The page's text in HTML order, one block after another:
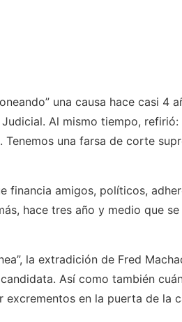
una causa hace casi 4
Al mismo tiempo, refirió:
una farsa de corte
financia amigos, políticos,
hace tres año y medio que se
la extradición de Fred
Así como también
en la puerta de la